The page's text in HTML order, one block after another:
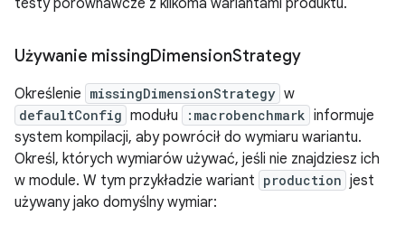
Używanie missingDimensionStrategy
Określenie missingDimensionStrategy w
defaultConfig modułu :macrobenchmark informuje
system kompilacji, aby powrócił do wymiaru wariantu.
Określ, których wymiarów używać, jeśli nie znajdziesz ich
w module. W tym przykładzie wariant production jest
używany jako domyślny wymiar: